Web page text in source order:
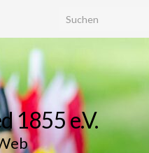
Search for:
1855 e.V.